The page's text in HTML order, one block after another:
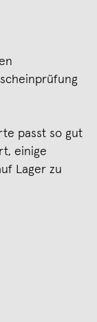
passt so gut
einige
Lager zu